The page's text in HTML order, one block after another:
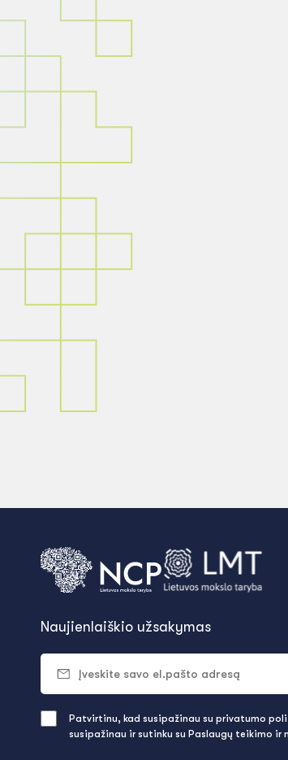
Naujienlaiškio užsakymas
Patvirtinu, kad susipažinau su privatumo
susipažinau ir sutinku su Paslaugų teikimo ir